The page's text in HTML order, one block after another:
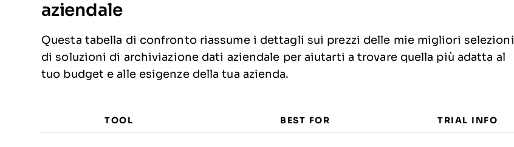
aziendale
Questa tabella di confronto riassume i dettagli sui prezzi delle mie migliori selezioni
di soluzioni di archiviazione dati aziendale per aiutarti a trovare quella più adatta al
tuo budget e alle esigenze della tua azienda.
TOOL BEST FOR TRIAL INFO